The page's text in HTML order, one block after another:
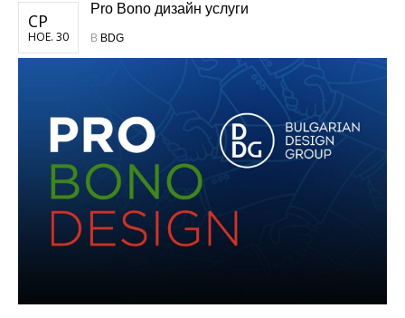
СР
НОЕ. 30
Pro Bono дизайн услуги
В BDG